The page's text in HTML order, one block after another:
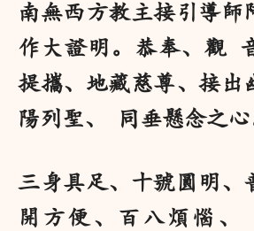
南無西方教主接引導師
作大證明。恭奉、觀
提攜、地藏慈尊、接出
陽列聖、 同垂懸念之心
三身具足、十號圓明、
開方便、百八煩惱、